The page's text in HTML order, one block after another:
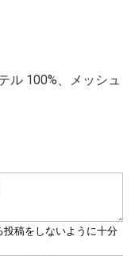
ル 100%、メッシュ